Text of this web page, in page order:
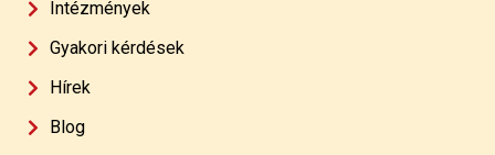
Intézmények
Gyakori kérdések
Hírek
Blog